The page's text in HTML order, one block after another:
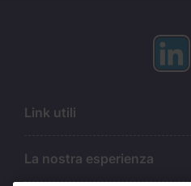
Link utili
La nostra esperienza